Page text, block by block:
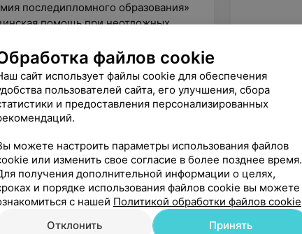
последипломного образования»
помощь при неотложных
учреждение образования
последипломного образования»
диагностика
медицинский
диагностика заболеваний
Гомельской областной
файлов cookie
сайт использует файлы cookie для обеспечения
пользователей сайта, его улучшения, сбора
и предоставления персонализированных
можете настроить параметры использования файлов
или изменить свое согласие в более позднее время.
получения дополнительной информации о целях,
и порядке использования файлов cookie вы можете
с нашей Политикой обработки файлов cookie
Отклонить
Принять